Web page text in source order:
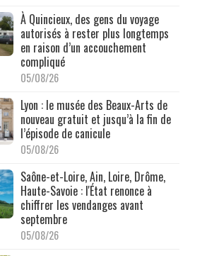
À Quincieux, des gens du voyage
autorisés à rester plus longtemps
en raison d’un accouchement
compliqué
05/08/26
Lyon : le musée des Beaux-Arts de
nouveau gratuit et jusqu’à la fin de
l’épisode de canicule
05/08/26
Saône-et-Loire, Ain, Loire, Drôme,
Haute-Savoie : l'État renonce à
chiffrer les vendanges avant
septembre
05/08/26